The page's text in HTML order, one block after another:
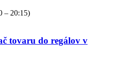
– 20:15)
tovaru do regálov v